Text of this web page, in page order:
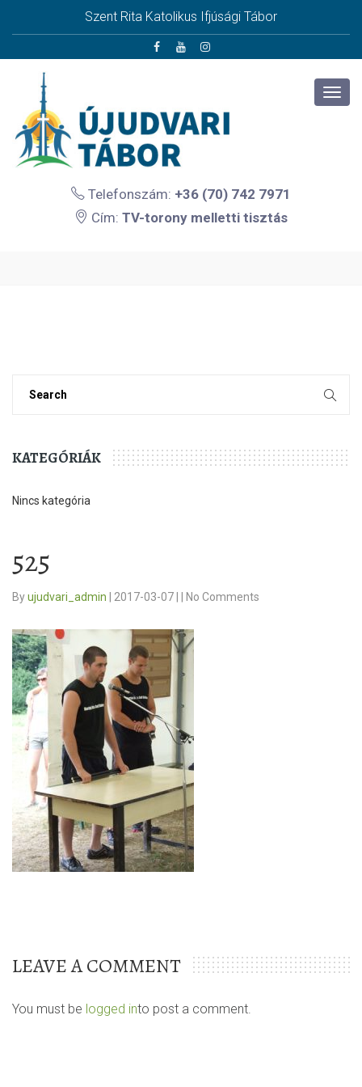
Szent Rita Katolikus Ifjúsági Tábor
Telefonszám: +36 (70) 742 7971
Cím: TV-torony melletti tisztás
KATEGÓRIÁK
Nincs kategória
525
Byujudvari_admin 2017-03-07 No Comments
LEAVE A COMMENT
You must be logged into post a comment.